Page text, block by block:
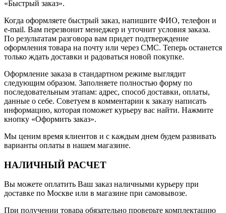
«Быстрый заказ».
Когда оформляете быстрый заказ, напишите ФИО, телефон и
e-mail. Вам перезвонит менеджер и уточнит условия заказа.
По результатам разговора вам придет подтверждение
оформления товара на почту или через СМС. Теперь останется
только ждать доставки и радоваться новой покупке.
Оформление заказа в стандартном режиме выглядит
следующим образом. Заполняете полностью форму по
последовательным этапам: адрес, способ доставки, оплаты,
данные о себе. Советуем в комментарии к заказу написать
информацию, которая поможет курьеру вас найти. Нажмите
кнопку «Оформить заказ».
Мы ценим время клиентов и с каждым днем будем развивать
варианты оплаты в нашем магазине.
НАЛИЧНЫЙ РАСЧЕТ
Вы можете оплатить Ваш заказ наличными курьеру при
доставке по Москве или в магазине при самовывозе.
При получении товара обязательно проверьте комплектацию